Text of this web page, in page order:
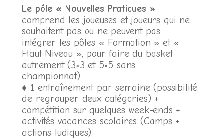
Le pôle « Nouvelles Pratiques »
comprend les joueuses et joueurs qui ne
souhaitent pas ou ne peuvent pas
intégrer les pôles « Formation » et «
Haut Niveau », pour faire du basket
autrement (3×3 et 5×5 sans
championnat).
♦ 1 entraînement par semaine (possibilité
de regrouper deux catégories) +
compétition sur quelques week-ends +
activités vacances scolaires (Camps +
actions ludiques).